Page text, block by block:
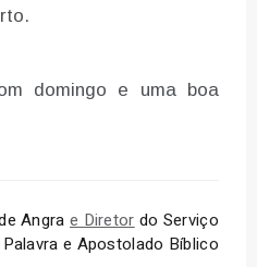
domingo e uma boa
Angra e Diretor do Serviço
e Apostolado Bíblico